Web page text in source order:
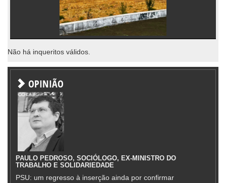
Não há inqueritos válidos.
OPINIÃO
PAULO PEDROSO, SOCIÓLOGO, EX-MINISTRO DO
TRABALHO E SOLIDARIEDADE
PSU: um regresso à inserção ainda por confirmar